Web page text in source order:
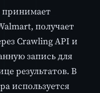
принимает
получает
Crawling API и
запись для
результатов. В
используется